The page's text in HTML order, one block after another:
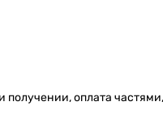
оплата